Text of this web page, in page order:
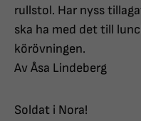
rullstol. Har nyss
ska ha med det till
körövningen.
Av Åsa Lindeberg
Soldat i Nora!